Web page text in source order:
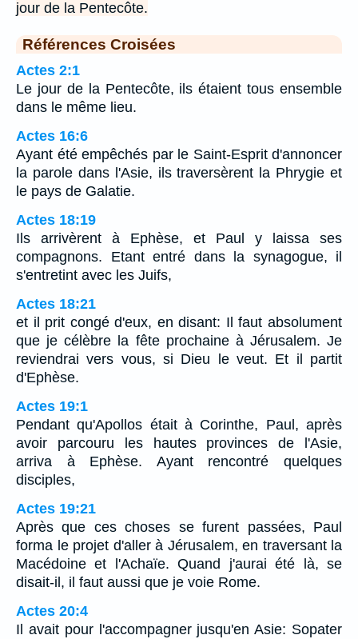
jour de la Pentecôte.
Références Croisées
Actes 2:1
Le jour de la Pentecôte, ils étaient tous ensemble
dans le même lieu.
Actes 16:6
Ayant été empêchés par le Saint-Esprit d'annoncer
la parole dans l'Asie, ils traversèrent la Phrygie et
le pays de Galatie.
Actes 18:19
Ils arrivèrent à Ephèse, et Paul y laissa ses
compagnons. Etant entré dans la synagogue, il
s'entretint avec les Juifs,
Actes 18:21
et il prit congé d'eux, en disant: Il faut absolument
que je célèbre la fête prochaine à Jérusalem. Je
reviendrai vers vous, si Dieu le veut. Et il partit
d'Ephèse.
Actes 19:1
Pendant qu'Apollos était à Corinthe, Paul, après
avoir parcouru les hautes provinces de l'Asie,
arriva à Ephèse. Ayant rencontré quelques
disciples,
Actes 19:21
Après que ces choses se furent passées, Paul
forma le projet d'aller à Jérusalem, en traversant la
Macédoine et l'Achaïe. Quand j'aurai été là, se
disait-il, il faut aussi que je voie Rome.
Actes 20:4
Il avait pour l'accompagner jusqu'en Asie: Sopater